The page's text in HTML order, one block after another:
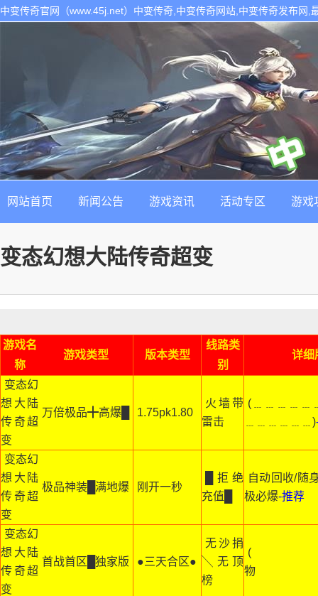
中变传奇官网（www.45j.net）中变传奇,中变传奇网站,中变传奇发布网,
网站首页 新闻公告 游戏资讯 活动专区 游戏
变态幻想大陆传奇超变
游戏名
称
游戏类型 版本类型
线路类
别
详细
变态幻
想大陆
传奇超
变
万倍极品╋高爆█ 1.75pk1.80
火墙带
雷击
﹍﹍﹍﹍﹍﹍)
变态幻
想大陆
传奇超
变
极品神装█满地爆 刚开一秒
█拒绝
充值█
自动回收/随
极必爆-推荐
变态幻
想大陆
传奇超
变
首战首区█独家版 ●三天合区●
无沙捐
╲无顶
榜
(
物